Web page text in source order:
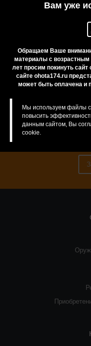
Вам уже
Обращаем Ваше
материалы с
лет просим покинуть
сайте ohota174.ru
может быть оплачена и
Мы используем файлы
повысить
данным сайтом, Вы
cookie.
Нужна
Если у Вас
всегда можете